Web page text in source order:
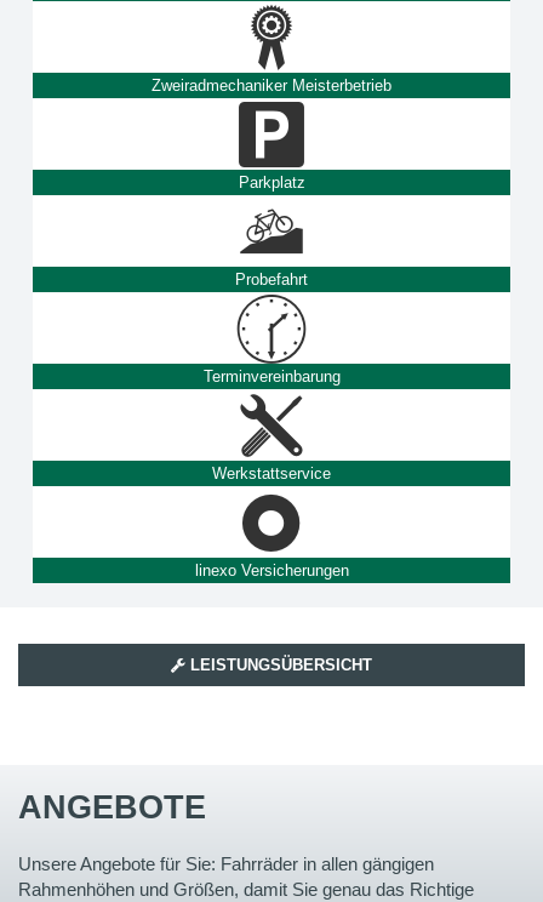
Zweiradmechaniker Meisterbetrieb
Parkplatz
Probefahrt
Terminvereinbarung
Werkstattservice
linexo Versicherungen
LEISTUNGSÜBERSICHT
ANGEBOTE
Unsere Angebote für Sie: Fahrräder in allen gängigen
Rahmenhöhen und Größen, damit Sie genau das Richtige